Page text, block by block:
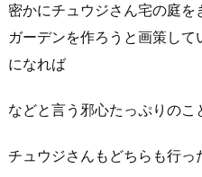
密かにチュウジさん宅の庭
ガーデンを作ろうと画策し
になれば
などと言う邪心たっぷりのこ
チュウジさんもどちらも行っ